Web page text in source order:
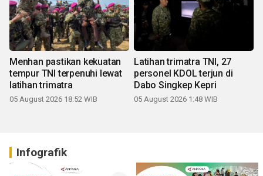
Menhan pastikan kekuatan
tempur TNI terpenuhi lewat
latihan trimatra
05 August 2026 18:52 WIB
Latihan trimatra TNI, 27
personel KDOL terjun di
Dabo Singkep Kepri
05 August 2026 1:48 WIB
Infografik